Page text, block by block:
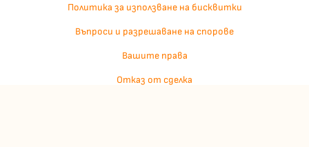
Политика за използване на бисквитки
Въпроси и разрешаване на спорове
Вашите права
Отказ от сделка